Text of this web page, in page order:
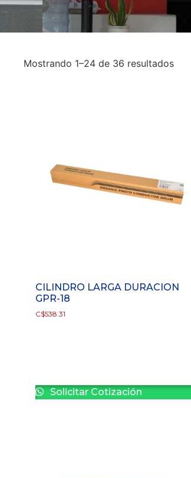
Mostrando 1–24 de 36 resultados
CILINDRO LARGA DURACION
GPR-18
C$538.31
Solicitar Cotización